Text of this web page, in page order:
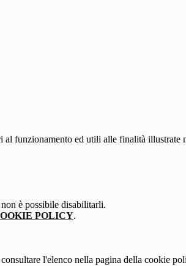
al funzionamento ed utili alle finalità illustrate
è possibile disabilitarli.
POLICY.
l'elenco nella pagina della cookie